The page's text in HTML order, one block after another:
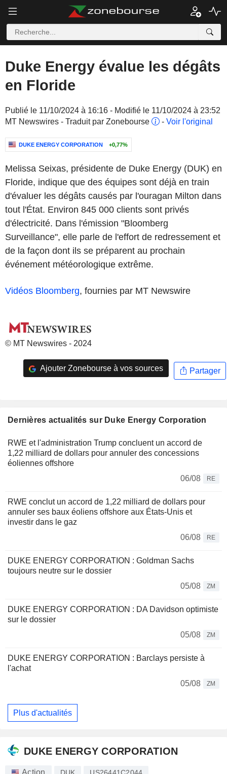
Duke Energy évalue les dégâts
en Floride
Publié le 11/10/2024 à 16:16 - Modifié le 11/10/2024 à 23:52
MT Newswires - Traduit par Zonebourse
- Voir l'original
DUKE ENERGY CORPORATION +0,77%
Melissa Seixas, présidente de Duke Energy (DUK) en
Floride, indique que des équipes sont déjà en train
d'évaluer les dégâts causés par l'ouragan Milton dans
tout l'État. Environ 845 000 clients sont privés
d'électricité. Dans l'émission "Bloomberg
Surveillance", elle parle de l'effort de redressement et
de la façon dont ils se préparent au prochain
événement météorologique extrême.
Vidéos Bloomberg, fournies par MT Newswire
© MT Newswires - 2024
Ajouter Zonebourse à vos sources Partager
Dernières actualités sur Duke Energy Corporation
RWE et l'administration Trump concluent un accord de
1,22 milliard de dollars pour annuler des concessions
éoliennes offshore
06/08
RE
RWE conclut un accord de 1,22 milliard de dollars pour
annuler ses baux éoliens offshore aux États-Unis et
investir dans le gaz
06/08
RE
DUKE ENERGY CORPORATION : Goldman Sachs
toujours neutre sur le dossier
05/08
ZM
DUKE ENERGY CORPORATION : DA Davidson optimiste
sur le dossier
05/08
ZM
DUKE ENERGY CORPORATION : Barclays persiste à
l'achat
05/08
ZM
Plus d'actualités
DUKE ENERGY CORPORATION